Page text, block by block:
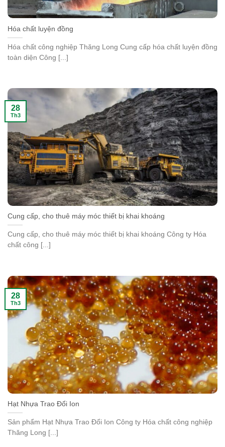
Hóa chất luyện đồng
Hóa chất công nghiệp Thăng Long Cung cấp hóa chất luyện đồng
toàn diện Công [...]
Cung cấp, cho thuê máy móc thiết bị khai khoáng
Cung cấp, cho thuê máy móc thiết bị khai khoáng Công ty Hóa
chất công [...]
28
Th3
Hạt Nhựa Trao Đổi Ion
Sản phẩm Hạt Nhựa Trao Đổi Ion Công ty Hóa chất công nghiệp
Thăng Long [...]
28
Th3